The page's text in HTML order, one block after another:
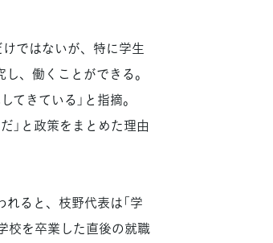
ではないが、特に学生
、働くことができる。
きている」と指摘。
」と政策をまとめた理由
ると、枝野代表は「学
校を卒業した直後の就職